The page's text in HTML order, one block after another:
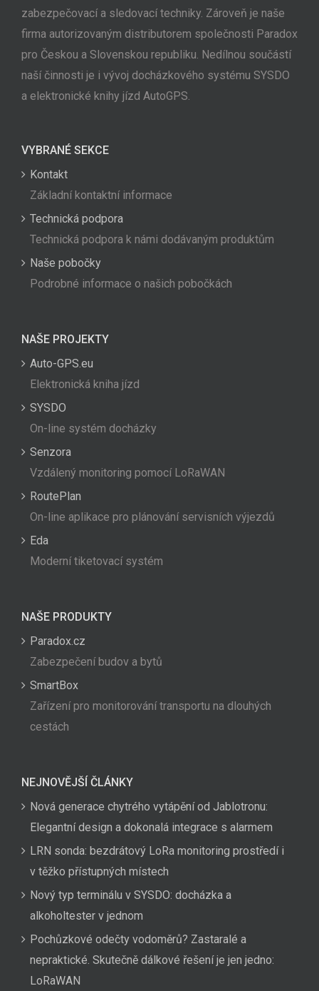
zabezpečovací a sledovací techniky. Zároveň je naše
firma autorizovaným distributorem společnosti Paradox
pro Českou a Slovenskou republiku. Nedílnou součástí
naší činnosti je i vývoj docházkového systému SYSDO
a elektronické knihy jízd AutoGPS.
VYBRANÉ SEKCE
Kontakt
Základní kontaktní informace
Technická podpora
Technická podpora k námi dodávaným produktům
Naše pobočky
Podrobné informace o našich pobočkách
NAŠE PROJEKTY
Auto-GPS.eu
Elektronická kniha jízd
SYSDO
On-line systém docházky
Senzora
Vzdálený monitoring pomocí LoRaWAN
RoutePlan
On-line aplikace pro plánování servisních výjezdů
Eda
Moderní tiketovací systém
NAŠE PRODUKTY
Paradox.cz
Zabezpečení budov a bytů
SmartBox
Zařízení pro monitorování transportu na dlouhých
cestách
NEJNOVĚJŠÍ ČLÁNKY
Nová generace chytrého vytápění od Jablotronu:
Elegantní design a dokonalá integrace s alarmem
LRN sonda: bezdrátový LoRa monitoring prostředí i
v těžko přístupných místech
Nový typ terminálu v SYSDO: docházka a
alkoholtester v jednom
Pochůzkové odečty vodoměrů? Zastaralé a
nepraktické. Skutečně dálkové řešení je jen jedno:
LoRaWAN